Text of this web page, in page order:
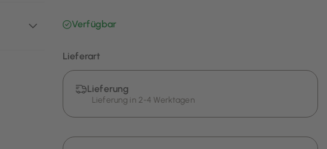
Verfügbar
Lieferart
Lieferung
Lieferung in 2-4 Werktagen